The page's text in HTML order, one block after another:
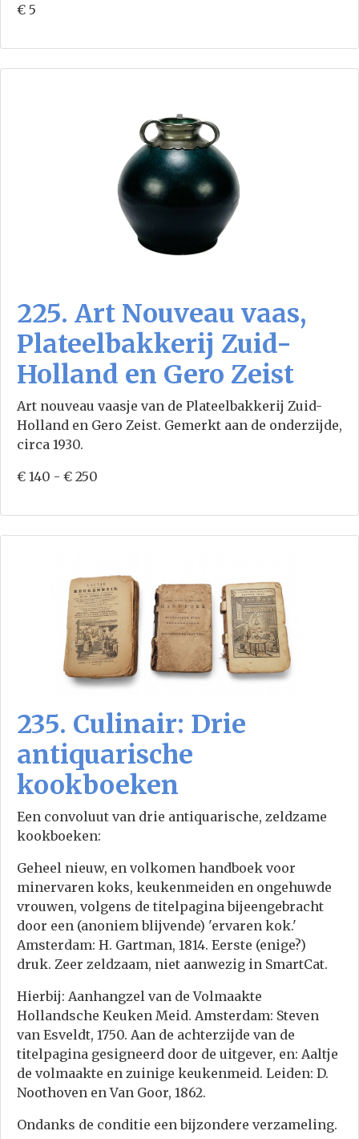
€ 5
225. Art Nouveau vaas,
Plateelbakkerij Zuid-
Holland en Gero Zeist
Art nouveau vaasje van de Plateelbakkerij Zuid-
Holland en Gero Zeist. Gemerkt aan de onderzijde,
circa 1930.
€ 140 - € 250
235. Culinair: Drie
antiquarische
kookboeken
Een convoluut van drie antiquarische, zeldzame
kookboeken:
Geheel nieuw, en volkomen handboek voor
minervaren koks, keukenmeiden en ongehuwde
vrouwen, volgens de titelpagina bijeengebracht
door een (anoniem blijvende) 'ervaren kok.'
Amsterdam: H. Gartman, 1814. Eerste (enige?)
druk. Zeer zeldzaam, niet aanwezig in SmartCat.
Hierbij: Aanhangzel van de Volmaakte
Hollandsche Keuken Meid. Amsterdam: Steven
van Esveldt, 1750. Aan de achterzijde van de
titelpagina gesigneerd door de uitgever, en: Aaltje
de volmaakte en zuinige keukenmeid. Leiden: D.
Noothoven en Van Goor, 1862.
Ondanks de conditie een bijzondere verzameling.